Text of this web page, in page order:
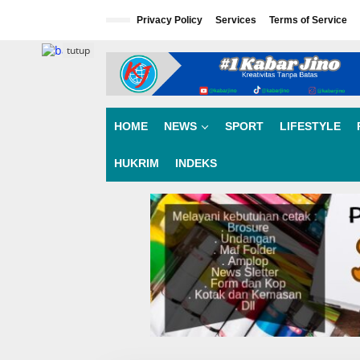
Privacy Policy Services Terms of Service
HOME NEWS SPORT LIFESTYLE
HUKRIM INDEKS
tutup